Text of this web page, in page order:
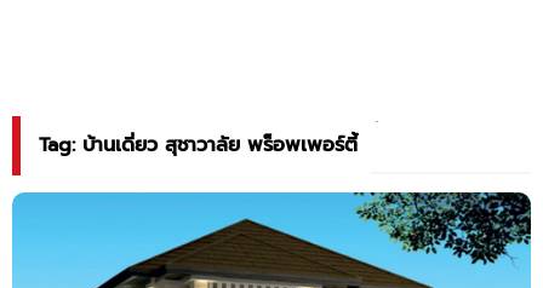
Tag: บ้านเดี่ยว สุชาวาลัย พร็อพเพอร์ตี้